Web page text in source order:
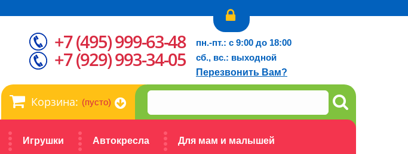
Корзина: (пусто)
Игрушки Автокресла Для мам и малышей
+7 (495) 999-63-48
+7 (929) 993-34-05
пн.-пт.: с 9:00 до 18:00
сб., вс.: выходной
Перезвонить Вам?